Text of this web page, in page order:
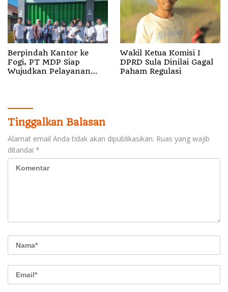
Berpindah Kantor ke
Fogi, PT MDP Siap
Wujudkan Pelayanan
Wakil Ketua Komisi I
DPRD Sula Dinilai Gagal
Paham Regulasi
Tinggalkan Balasan
Alamat email Anda tidak akan dipublikasikan. Ruas yang wajib
ditandai *